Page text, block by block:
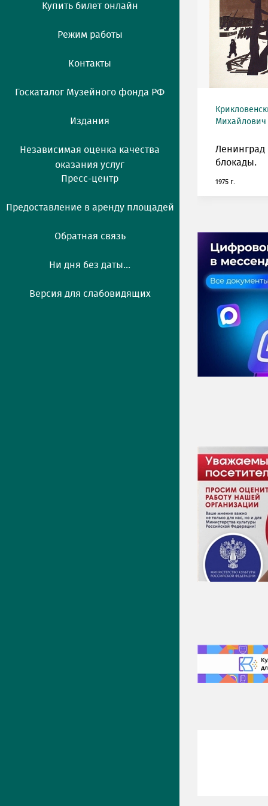
Купить билет онлайн
Режим работы
Контакты
Госкаталог Музейного фонда РФ
Издания
Независимая оценка качества
оказания услуг
Пресс-центр
Предоставление в аренду площадей
Обратная связь
Ни дня без даты...
Версия для слабовидящих
Михайлович
Ленинград
блокады.
1975 г.